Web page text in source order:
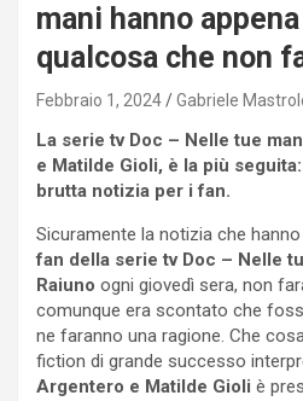
mani hanno
qualcosa che non
Febbraio 1, 2024 Gabriele
La serie tv Doc – Nelle tue
e Matilde Gioli, è la più
brutta notizia per i fan.
Sicuramente la notizia che
fan della serie tv Doc – Nelle
Raiuno ogni giovedì sera, non
comunque era scontato che
ne faranno una ragione. Che
fiction di grande successo
Argentero e Matilde Gioli è